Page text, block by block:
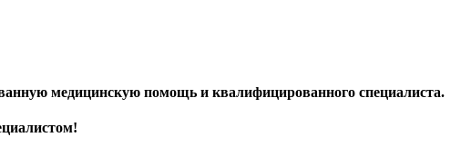
медицинскую помощь и квалифицированного специалиста.